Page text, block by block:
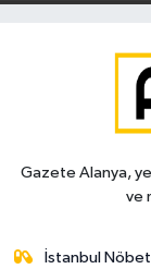
Gazete Alanya,
ve
İstanbul